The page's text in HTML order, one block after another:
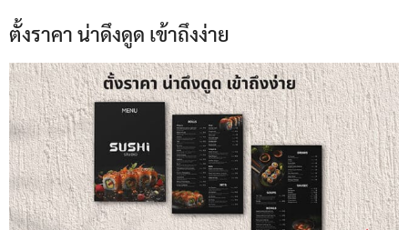
ตั้งราคา น่าดึงดูด เข้าถึงง่าย